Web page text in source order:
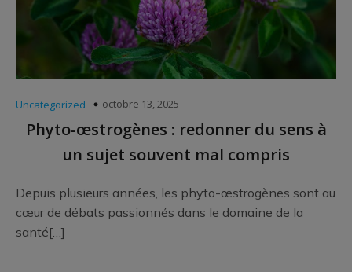
Uncategorized octobre 13, 2025
Phyto-œstrogènes : redonner du sens à
un sujet souvent mal compris
Depuis plusieurs années, les phyto-œstrogènes sont au
cœur de débats passionnés dans le domaine de la
santé[…]